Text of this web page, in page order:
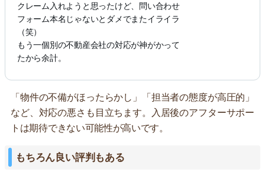
クレーム入れようと思ったけど、問い合わせ
フォーム本名じゃないとダメでまたイライラ
（笑）
もう一個別の不動産会社の対応が神がかって
たから余計。
「物件の不備がほったらかし」「担当者の態度が高圧的」
など、対応の悪さも目立ちます。入居後のアフターサポー
トは期待できない可能性が高いです。
もちろん良い評判もある